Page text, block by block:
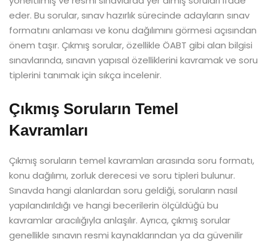
eder. Bu sorular, sınav hazırlık sürecinde adayların sınav
formatını anlaması ve konu dağılımını görmesi açısından
önem taşır. Çıkmış sorular, özellikle ÖABT gibi alan bilgisi
sınavlarında, sınavın yapısal özelliklerini kavramak ve soru
tiplerini tanımak için sıkça incelenir.
Çıkmış Soruların Temel
Kavramları
Çıkmış soruların temel kavramları arasında soru formatı,
konu dağılımı, zorluk derecesi ve soru tipleri bulunur.
Sınavda hangi alanlardan soru geldiği, soruların nasıl
yapılandırıldığı ve hangi becerilerin ölçüldüğü bu
kavramlar aracılığıyla anlaşılır. Ayrıca, çıkmış sorular
genellikle sınavın resmi kaynaklarından ya da güvenilir